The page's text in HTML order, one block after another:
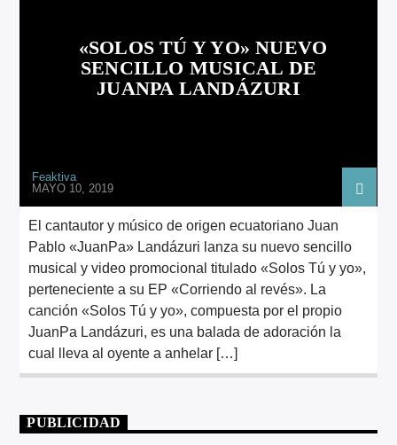
«SOLOS TÚ Y YO» NUEVO
SENCILLO MUSICAL DE
JUANPA LANDÁZURI
Feaktiva
MAYO 10, 2019
El cantautor y músico de origen ecuatoriano Juan
Pablo «JuanPa» Landázuri lanza su nuevo sencillo
musical y video promocional titulado «Solos Tú y yo»,
perteneciente a su EP «Corriendo al revés». La
canción «Solos Tú y yo», compuesta por el propio
JuanPa Landázuri, es una balada de adoración la
cual lleva al oyente a anhelar […]
PUBLICIDAD